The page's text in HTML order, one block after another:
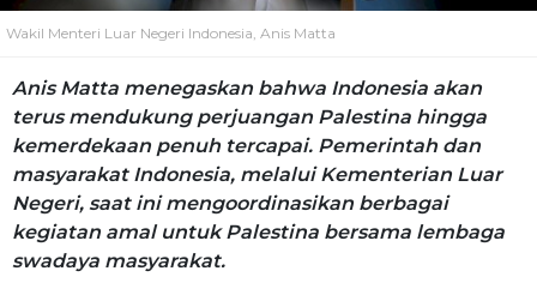
Wakil Menteri Luar Negeri Indonesia, Anis Matta
Anis Matta menegaskan bahwa Indonesia akan
terus mendukung perjuangan Palestina hingga
kemerdekaan penuh tercapai. Pemerintah dan
masyarakat Indonesia, melalui Kementerian Luar
Negeri, saat ini mengoordinasikan berbagai
kegiatan amal untuk Palestina bersama lembaga
swadaya masyarakat.